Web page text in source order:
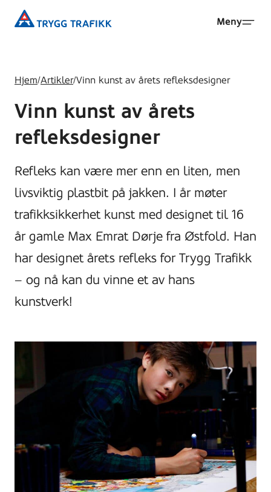
Trygg
Meny
Hjem/Artikler/Vinn kunst av årets refleksdesigner
Vinn kunst av årets
refleksdesigner
Refleks kan være mer enn en liten, men
livsviktig plastbit på jakken. I år møter
trafikksikkerhet kunst med designet til 16
år gamle Max Emrat Dørje fra Østfold. Han
har designet årets refleks for Trygg Trafikk
– og nå kan du vinne et av hans
kunstverk!